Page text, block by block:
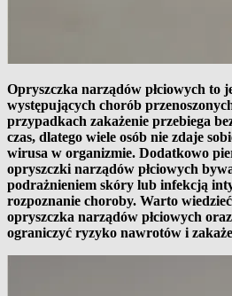
Opryszczka narządów płciowych to
występujących chorób
przypadkach zakażenie przebiega
czas, dlatego wiele osób nie zdaje
wirusa w organizmie. Dodatkowo
opryszczki narządów płciowych
podrażnieniem skóry lub infekcją
rozpoznanie choroby. Warto
opryszczka narządów płciowych
ograniczyć ryzyko nawrotów i